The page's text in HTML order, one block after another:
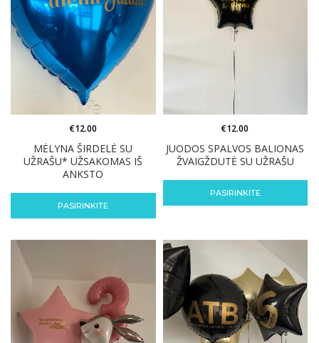
MĖLYNA ŠIRDELĖ SU
UŽRAŠU* UŽSAKOMAS IŠ
ANKSTO
€12.00
PASIRINKITE
JUODOS SPALVOS BALIONAS
ŽVAIGŽDUTĖ SU UŽRAŠU
€12.00
PASIRINKITE